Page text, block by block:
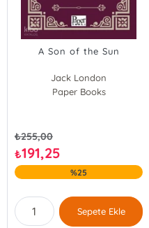
A Son of the Sun
Jack London
Paper Books
₺255,00
₺191,25
%25
Sepete Ekle